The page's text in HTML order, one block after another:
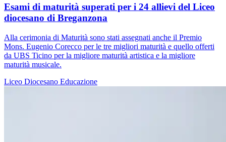
Esami di maturità superati per i 24 allievi del Liceo
diocesano di Breganzona
Alla cerimonia di Maturità sono stati assegnati anche il Premio
Mons. Eugenio Corecco per le tre migliori maturità e quello offerti
da UBS Ticino per la migliore maturità artistica e la migliore
maturità musicale.
Liceo Diocesano Educazione